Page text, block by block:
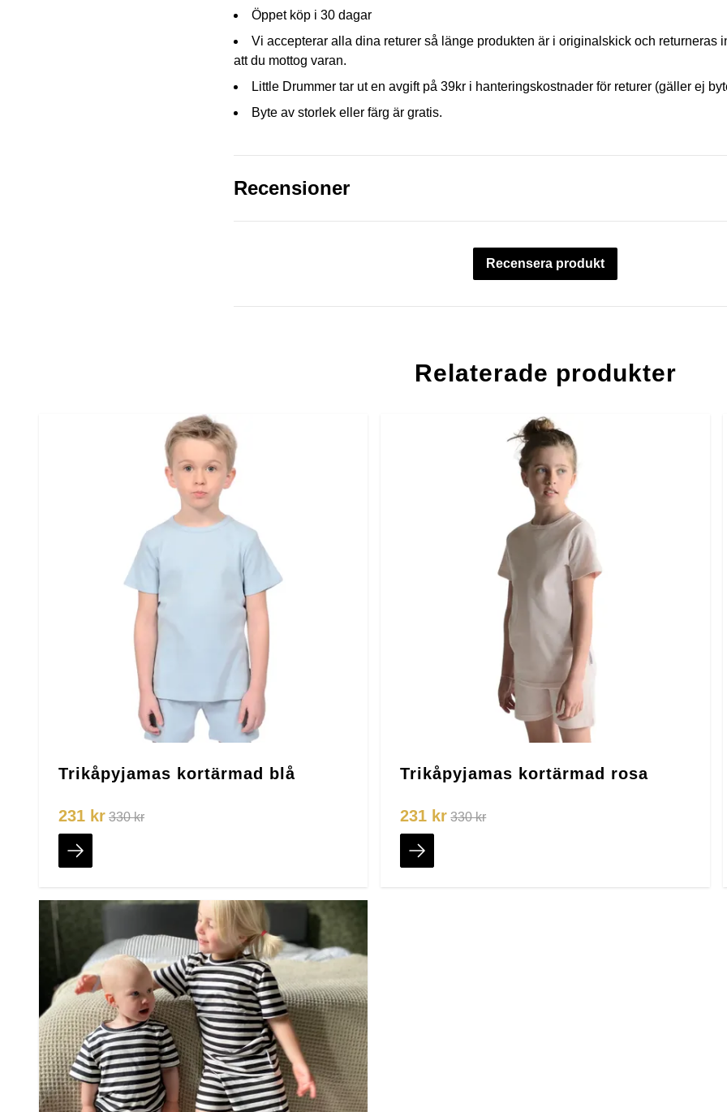
Öppet köp i 30 dagar
Vi accepterar alla dina returer så länge produkten är i originalskick och returneras
att du mottog varan.
Little Drummer tar ut en avgift på 39kr i hanteringskostnader för returer (gäller ej
Byte av storlek eller färg är gratis.
Recensioner
Recensera produkt
Relaterade produkter
Trikåpyjamas kortärmad blå
231 kr 330 kr
Trikåpyjamas kortärmad rosa
231 kr 330 kr